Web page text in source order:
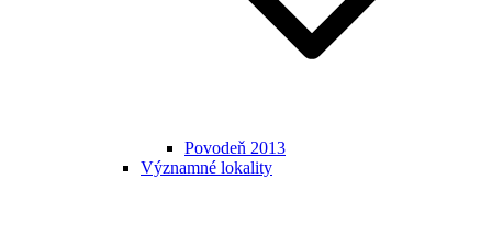
Povodeň 2013
Významné lokality